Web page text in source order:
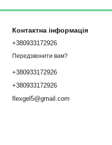
Контактна інформація
+380933172926
Передзвонити вам?
+380933172926
+380933172926
flexgel5@gmail.com